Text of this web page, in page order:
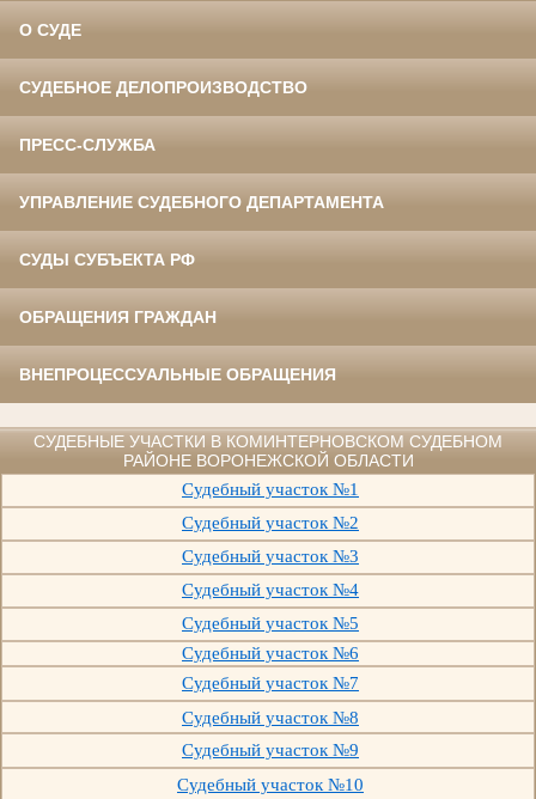
О СУДЕ
СУДЕБНОЕ ДЕЛОПРОИЗВОДСТВО
ПРЕСС-СЛУЖБА
УПРАВЛЕНИЕ СУДЕБНОГО ДЕПАРТАМЕНТА
СУДЫ СУБЪЕКТА РФ
ОБРАЩЕНИЯ ГРАЖДАН
ВНЕПРОЦЕССУАЛЬНЫЕ ОБРАЩЕНИЯ
СУДЕБНЫЕ УЧАСТКИ В КОМИНТЕРНОВСКОМ СУДЕБНОМ
РАЙОНЕ ВОРОНЕЖСКОЙ ОБЛАСТИ
Судебный участок №1
Судебный участок №2
Судебный участок №3
Судебный участок №4
Судебный участок №5
Судебный участок №6
Судебный участок №7
Судебный участок №8
Судебный участок №9
Судебный участок №10